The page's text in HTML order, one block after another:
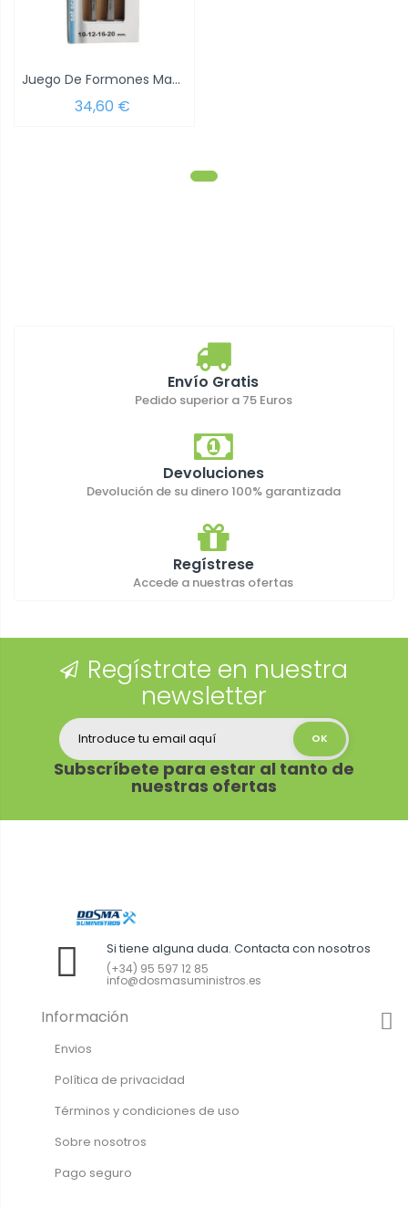
Juego De Formones Maurer Mango Bimaterial...
34,60 €
Envío Gratis
Pedido superior a 75 Euros
Devoluciones
Devolución de su dinero 100% garantizada
Regístrese
Accede a nuestras ofertas
Regístrate en nuestra
newsletter
Subscríbete para estar al tanto de
nuestras ofertas
Si tiene alguna duda. Contacta con nosotros
(+34) 95 597 12 85
info@dosmasuministros.es
Información
Envios
Política de privacidad
Términos y condiciones de uso
Sobre nosotros
Pago seguro